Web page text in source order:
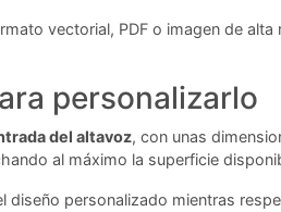
vectorial, PDF o imagen de
personalizarlo
del altavoz, con unas
al máximo la superficie
personalizado mientras